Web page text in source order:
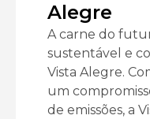
Alegre
A carne do
sustentável e
Vista Alegre.
um
de emissões, a